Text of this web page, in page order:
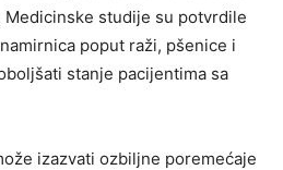
studije su potvrdile
poput raži, pšenice i
stanje pacijentima sa
izazvati ozbiljne poremećaje